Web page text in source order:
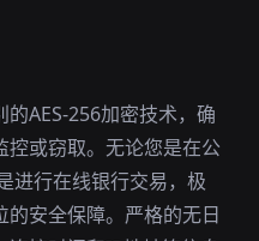
AES-256加密技术，确
或窃取。无论您是在公
进行在线银行交易，极
安全保障。严格的无日